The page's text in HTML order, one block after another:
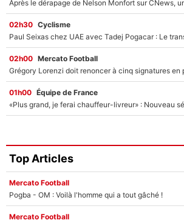
02h30 Cyclisme
02h00 Mercato Football
01h00 Équipe de France
Top Articles
Mercato Football
Pogba - OM : Voilà l'homme qui a tout gâché !
Mercato Football